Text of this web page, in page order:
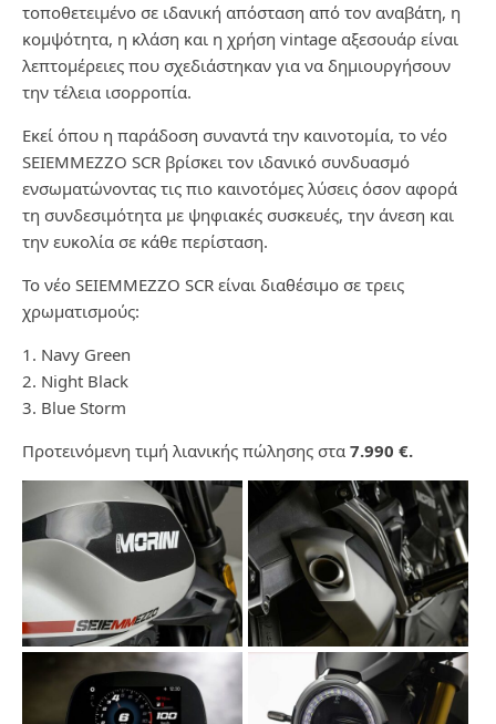
τοποθετειμένο σε ιδανική απόσταση από τον αναβάτη, η
κομψότητα, η κλάση και η χρήση vintage αξεσουάρ είναι
λεπτομέρειες που σχεδιάστηκαν για να δημιουργήσουν
την τέλεια ισορροπία.
Εκεί όπου η παράδοση συναντά την καινοτομία, το νέο
SEIEMMEZZO SCR βρίσκει τον ιδανικό συνδυασμό
ενσωματώνοντας τις πιο καινοτόμες λύσεις όσον αφορά
τη συνδεσιμότητα με ψηφιακές συσκευές, την άνεση και
την ευκολία σε κάθε περίσταση.
Το νέο SEIEMMEZZO SCR είναι διαθέσιμο σε τρεις
χρωματισμούς:
1. Navy Green
2. Night Black
3. Blue Storm
Προτεινόμενη τιμή λιανικής πώλησης στα 7.990 €.